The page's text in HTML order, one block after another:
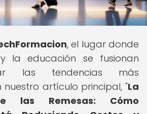
, el lugar donde
la educación se fusionan
las tendencias más
nuestro artículo principal, "La
las Remesas: Cómo